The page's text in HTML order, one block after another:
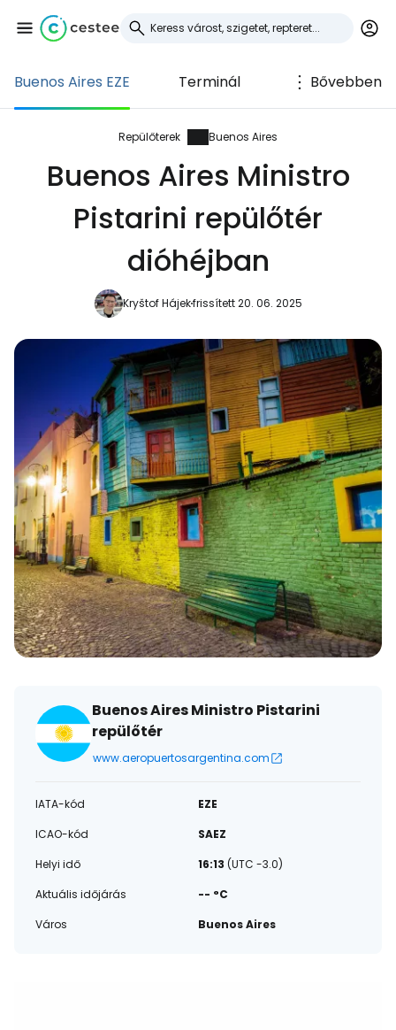
Buenos Aires EZE Terminál Bővebben
Repülőterek Buenos Aires
Buenos Aires Ministro
Pistarini repülőtér
dióhéjban
Kryštof Hájekfrissített 20. 06. 2025
Buenos Aires Ministro Pistarini
repülőtér
www.aeropuertosargentina.com
IATA-kód
EZE
ICAO-kód
SAEZ
Helyi idő
16:13 (UTC -3.0)
Aktuális időjárás
-- °C
Város
Buenos Aires
Bejelentkezés a
Cestee-be
... az utazási közösség világszerte
Folytatás a Google-lal
Folytatás a Facebookkal
Folytassa e-mailben